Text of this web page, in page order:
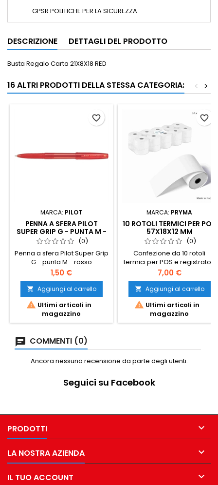
GPSR POLITICHE PER LA SICUREZZA
DESCRIZIONE DETTAGLI DEL PRODOTTO
Busta Regalo Carta 21X8X18 RED
16 ALTRI PRODOTTI DELLA STESSA CATEGORIA: >
<
MARCA: PILOT
PENNA A SFERA PILOT
SUPER GRIP G - PUNTA M -
ROSSO (0)
Penna a sfera Pilot Super Grip
G - punta M - rosso
Prezzo
1,50 €
 Aggiungi al carrello
 Ultimi articoli in
magazzino
favorite_border
MARCA: PRYMA
10 ROTOLI TERMICI PER POS
57X18X12 MM
(0)
Confezione da 10 rotoli
termici per POS e registratori
di cassa. Formato 57x18x12
mm. Stampa nitida e
scorrevole per ricevute e
scontrini. Ideali per attività
commerciali, negozi e
professionisti.
Prezzo
7,00 €
 Aggiungi al carrello
 Ultimi articoli in
magazzino
favorite_border
COMMENTI (0)
Ancora nessuna recensione da parte degli utenti.
Seguici su Facebook
PRODOTTI 
LA NOSTRA AZIENDA 
IL TUO ACCOUNT 